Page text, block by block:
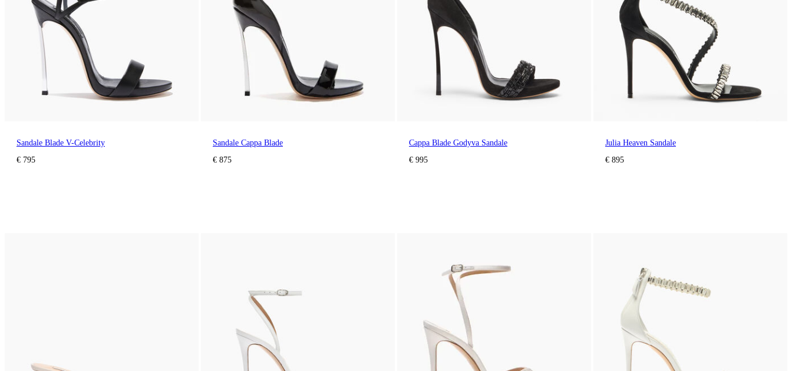
Sandale Blade V-Celebrity
€ 795
Sandale Cappa Blade
€ 875
Cappa Blade Godyva Sandale
€ 995
Julia Heaven Sandale
€ 895